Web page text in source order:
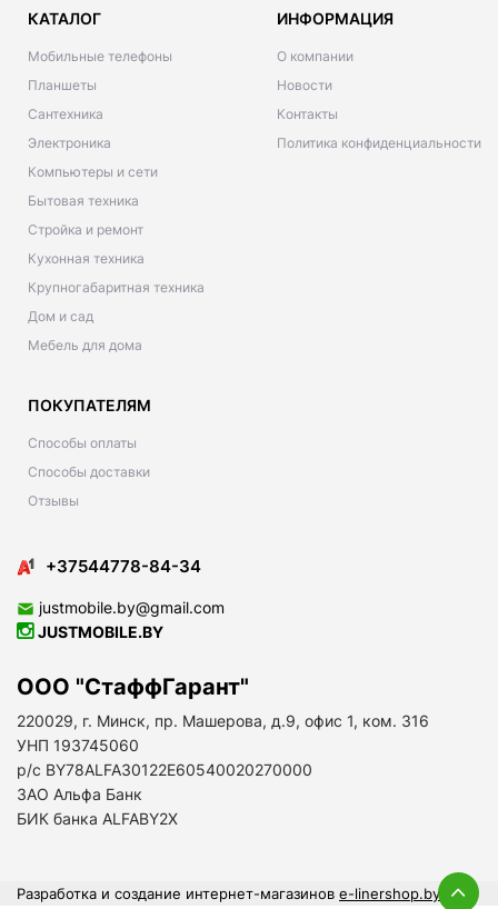
КАТАЛОГ
Мобильные телефоны
Планшеты
Сантехника
Электроника
Компьютеры и сети
Бытовая техника
Стройка и ремонт
Кухонная техника
Крупногабаритная техника
Дом и сад
Мебель для дома
ИНФОРМАЦИЯ
О компании
Новости
Контакты
Политика конфиденциальности
ПОКУПАТЕЛЯМ
Способы оплаты
Способы доставки
Отзывы
+37544778-84-34
justmobile.by@gmail.com
JUSTMOBILE.BY
ООО "СтаффГарант"
220029, г. Минск, пр. Машерова, д.9, офис 1, ком. 316
УНП 193745060
р/с BY78ALFA30122E60540020270000
ЗАО Альфа Банк
БИК банка ALFABY2X
Разработка и создание интернет-магазинов e-linershop.by